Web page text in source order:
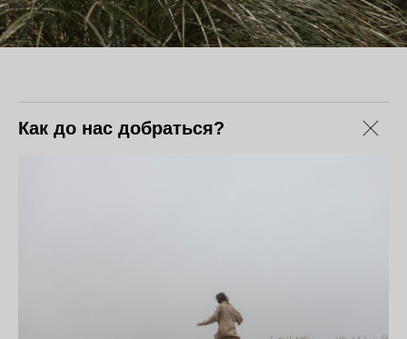
Как до нас добраться?